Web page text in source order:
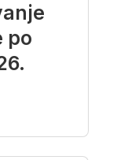
po